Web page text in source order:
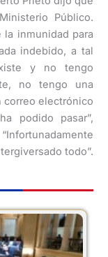
Público.
inmunidad para
indebido, a tal
y no tengo
no tengo una
correo electrónico
podido pasar”,
todo”.